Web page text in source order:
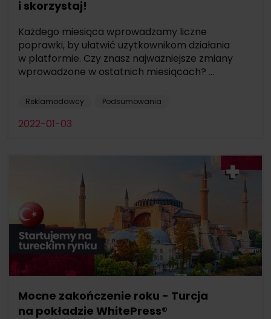
i skorzystaj!
Każdego miesiąca wprowadzamy liczne
poprawki, by ułatwić użytkownikom działania
w platformie. Czy znasz najważniejsze zmiany
wprowadzone w ostatnich miesiącach? ...
Reklamodawcy Podsumowania
2022-01-03
Mocne zakończenie roku - Turcja
na pokładzie WhitePress®